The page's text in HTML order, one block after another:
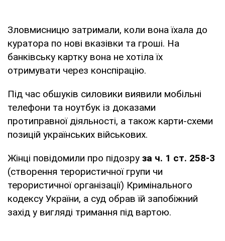
Зловмисницю затримали, коли вона їхала до
куратора по нові вказівки та гроші. На
банківську картку вона не хотіла їх
отримувати через конспірацію.
Під час обшуків силовики виявили мобільні
телефони та ноутбук із доказами
протиправної діяльності, а також карти-схеми
позицій українських військових.
Жінці повідомили про підозру за ч. 1 ст. 258-3
(створення терористичної групи чи
терористичної організації) Кримінального
кодексу України, а суд обрав їй запобіжний
захід у вигляді тримання під вартою.